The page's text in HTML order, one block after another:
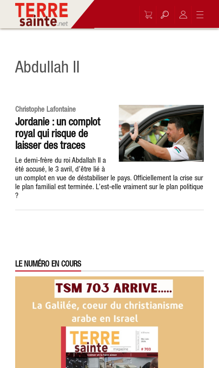
Abdullah II
Christophe Lafontaine
Jordanie : un complot
royal qui risque de
laisser des traces
Le demi-frère du roi Abdallah II a
été accusé, le 3 avril, d’être lié à
un complot en vue de déstabiliser le pays. Officiellement la crise sur
le plan familial est terminée. L’est-elle vraiment sur le plan politique
?
LE NUMÉRO EN COURS